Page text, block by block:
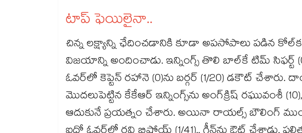
టాప్‌‌‌‌‌‌‌‌‌‌‌‌‌‌‌‌‌‌‌‌‌‌‌‌‌‌‌‌‌‌‌‌‌‌‌‌‌‌‌‌‌‌‌‌‌‌‌‌‌‌‌‌‌‌‌‌‌‌‌‌‌‌‌‌‌‌‌‌‌‌‌‌‌‌‌‌‌‌‌‌‌‌‌‌‌‌‌‌‌‌‌‌‌‌‌‌‌‌‌‌‌‌‌‌‌‌‌‌‌‌‌‌‌‌‌‌‌‌‌‌‌‌‌‌‌‌‌‌ ఫెయిలైనా..
చిన్న లక్ష్యాన్ని ఛేదించడానికి కూడా అపసోపాలు పడిన
విజయాన్ని అందించాడు. ఇన్నింగ్స్‌‌‌‌‌‌‌‌‌‌‌‌‌‌‌‌‌‌‌‌‌‌‌‌‌‌‌‌‌‌‌‌‌‌‌‌‌‌‌‌‌‌‌‌‌‌‌‌‌‌‌‌‌‌‌‌‌‌‌‌‌‌‌‌‌‌‌‌‌‌‌‌‌‌‌‌‌‌‌‌‌‌‌‌‌‌‌‌‌‌‌‌‌‌‌‌‌‌‌‌‌‌‌‌‌‌‌‌‌‌‌‌‌‌‌‌‌‌‌‌‌‌‌‌‌‌‌‌ తొలి బాల్‌‌‌‌‌‌‌‌‌‌‌‌‌‌‌‌‌‌‌‌‌‌‌‌‌‌‌‌‌‌‌‌‌‌‌‌‌‌‌‌‌‌‌‌‌‌‌‌‌‌‌‌‌‌‌‌‌‌‌‌‌‌‌‌‌‌‌‌‌‌‌‌‌‌‌‌‌‌‌‌‌‌‌‌‌‌‌‌‌‌‌‌‌‌‌‌‌‌‌‌‌‌‌‌‌‌‌‌‌‌‌‌‌‌‌‌‌‌‌‌‌‌‌‌‌‌‌‌కే టిమ్‌‌‌‌‌‌‌‌‌‌‌‌‌‌‌‌‌‌‌‌‌‌‌‌‌‌‌‌‌‌‌‌‌‌‌‌‌‌‌‌‌‌‌‌‌‌‌‌‌‌‌‌‌‌‌‌‌‌‌‌‌‌‌‌‌‌‌‌‌‌‌‌‌‌‌‌‌‌‌‌‌‌‌‌‌‌‌‌‌‌‌‌‌‌‌‌‌‌‌‌‌‌‌‌‌‌‌‌‌‌‌‌‌‌‌‌‌‌‌‌‌‌‌‌‌‌‌‌ సిఫర్ట్‌‌‌‌‌‌‌‌‌‌‌‌‌‌‌‌‌‌‌‌‌‌‌‌‌‌‌‌‌‌‌‌‌‌‌‌‌‌‌‌‌‌‌‌‌‌‌‌‌‌‌‌‌‌‌‌‌‌‌‌‌‌‌‌‌‌‌‌‌‌‌‌‌‌‌‌‌‌‌‌‌‌‌‌‌‌‌‌‌‌‌‌‌‌‌‌‌‌‌‌‌‌‌‌‌‌‌‌‌‌‌‌‌‌‌‌‌‌‌‌‌‌‌‌‌‌‌‌
ఓవర్‌‌‌‌‌‌‌‌‌‌‌‌‌‌‌‌‌‌‌‌‌‌‌‌‌‌‌‌‌‌‌‌‌‌‌‌‌‌‌‌‌‌‌‌‌‌‌‌‌‌‌‌‌‌‌‌‌‌‌‌‌‌‌‌‌‌‌‌‌‌‌‌‌‌‌‌‌‌‌‌‌‌‌‌‌‌‌‌‌‌‌‌‌‌‌‌‌‌‌‌‌‌‌‌‌‌‌‌‌‌‌‌‌‌‌‌‌‌‌‌‌‌‌‌‌‌‌‌లో కెప్టెన్‌‌‌‌‌‌‌‌‌‌‌‌‌‌‌‌‌‌‌‌‌‌‌‌‌‌‌‌‌‌‌‌‌‌‌‌‌‌‌‌‌‌‌‌‌‌‌‌‌‌‌‌‌‌‌‌‌‌‌‌‌‌‌‌‌‌‌‌‌‌‌‌‌‌‌‌‌‌‌‌‌‌‌‌‌‌‌‌‌‌‌‌‌‌‌‌‌‌‌‌‌‌‌‌‌‌‌‌‌‌‌‌‌‌‌‌‌‌‌‌‌‌‌‌‌‌‌‌ రహానె (0)ను బర్గర్‌‌‌‌‌‌‌‌‌‌‌‌‌‌‌‌‌‌‌‌‌‌‌‌‌‌‌‌‌‌‌‌‌‌‌‌‌‌‌‌‌‌‌‌‌‌‌‌‌‌‌‌‌‌‌‌‌‌‌‌‌‌‌‌‌‌‌‌‌‌‌‌‌‌‌‌‌‌‌‌‌‌‌‌‌‌‌‌‌‌‌‌‌‌‌‌‌‌‌‌‌‌‌‌‌‌‌‌‌‌‌‌‌‌‌‌‌‌‌‌‌‌‌‌‌‌‌‌ (1/20) డకౌట్‌‌‌‌‌‌‌‌‌‌‌‌‌‌‌‌‌‌‌‌‌‌‌‌‌‌‌‌‌‌‌‌‌‌‌‌‌‌‌‌‌‌‌‌‌‌‌‌‌‌‌‌‌‌‌‌‌‌‌‌‌‌‌‌‌‌‌‌‌‌‌‌‌‌‌‌‌‌‌‌‌‌‌‌‌‌‌‌‌‌‌‌‌‌‌‌‌‌‌‌‌‌‌‌‌‌‌‌‌‌‌‌‌‌‌‌‌‌‌‌‌‌‌‌‌‌‌‌ చేశారు.
మొదలుపెట్టిన కేకేఆర్‌‌‌‌‌‌‌‌‌‌‌‌‌‌‌‌‌‌‌‌‌‌‌‌‌‌‌‌‌‌‌‌‌‌‌‌‌‌‌‌‌‌‌‌‌‌‌‌‌‌‌‌‌‌‌‌‌‌‌‌‌‌‌‌‌‌‌‌‌‌‌‌‌‌‌‌‌‌‌‌‌‌‌‌‌‌‌‌‌‌‌‌‌‌‌‌‌‌‌‌‌‌‌‌‌‌‌‌‌‌‌‌‌‌‌‌‌‌‌‌‌‌‌‌‌‌‌‌ ఇన్నింగ్స్‌‌‌‌‌‌‌‌‌‌‌‌‌‌‌‌‌‌‌‌‌‌‌‌‌‌‌‌‌‌‌‌‌‌‌‌‌‌‌‌‌‌‌‌‌‌‌‌‌‌‌‌‌‌‌‌‌‌‌‌‌‌‌‌‌‌‌‌‌‌‌‌‌‌‌‌‌‌‌‌‌‌‌‌‌‌‌‌‌‌‌‌‌‌‌‌‌‌‌‌‌‌‌‌‌‌‌‌‌‌‌‌‌‌‌‌‌‌‌‌‌‌‌‌‌‌‌‌ను అంగ్‌‌‌‌‌‌‌‌‌‌‌‌‌‌‌‌‌‌‌‌‌‌‌‌‌‌‌‌‌‌‌‌‌‌‌‌‌‌‌‌‌‌‌‌‌‌‌‌‌‌‌‌‌‌‌‌‌‌‌‌‌‌‌‌‌‌‌‌‌‌‌‌‌‌‌‌‌‌‌‌‌‌‌‌‌‌‌‌‌‌‌‌‌‌‌‌‌‌‌‌‌‌‌‌‌‌‌‌‌‌‌‌‌‌‌‌‌‌‌‌‌‌‌‌‌‌‌‌క్రిష్‌‌‌‌‌‌‌‌‌‌‌‌‌‌‌‌‌‌‌‌‌‌‌‌‌‌‌‌‌‌‌‌‌‌‌‌‌‌‌‌‌‌‌‌‌‌‌‌‌‌‌‌‌‌‌‌‌‌‌‌‌‌‌‌‌‌‌‌‌‌‌‌‌‌‌‌‌‌‌‌‌‌‌‌‌‌‌‌‌‌‌‌‌‌‌‌‌‌‌‌‌‌‌‌‌‌‌‌‌‌‌‌‌‌‌‌‌‌‌‌‌‌‌‌‌‌‌‌ రఘువంశీ
ఆదుకునే ప్రయత్నం చేశారు. అయినా రాయల్స్‌‌‌‌‌‌‌‌‌‌‌‌‌‌‌‌‌‌‌‌‌‌‌‌‌‌‌‌‌‌‌‌‌‌‌‌‌‌‌‌‌‌‌‌‌‌‌‌‌‌‌‌‌‌‌‌‌‌‌‌‌‌‌‌‌‌‌‌‌‌‌‌‌‌‌‌‌‌‌‌‌‌‌‌‌‌‌‌‌‌‌‌‌‌‌‌‌‌‌‌‌‌‌‌‌‌‌‌‌‌‌‌‌‌‌‌‌‌‌‌‌‌‌‌‌‌‌‌ బౌలింగ్‌‌‌‌‌‌‌‌‌‌‌‌‌‌‌‌‌‌‌‌‌‌‌‌‌‌‌‌‌‌‌‌‌‌‌‌‌‌‌‌‌‌‌‌‌‌‌‌‌‌‌‌‌‌‌‌‌‌‌‌‌‌‌‌‌‌‌‌‌‌‌‌‌‌‌‌‌‌‌‌‌‌‌‌‌‌‌‌‌‌‌‌‌‌‌‌‌‌‌‌‌‌‌‌‌‌‌‌‌‌‌‌‌‌‌‌‌‌‌‌‌‌‌‌‌‌‌‌